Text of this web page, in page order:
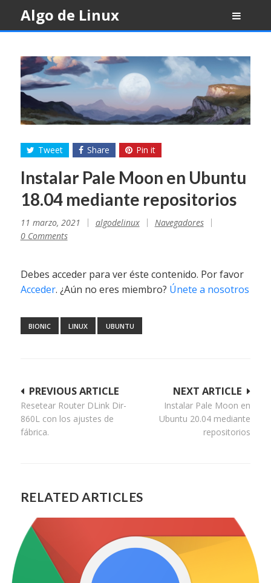
content
Algo de Linux
Tweet Share Pin it
Instalar Pale Moon en Ubuntu
18.04 mediante repositorios
11 marzo, 2021 algodelinux
Navegadores
0 Comments
Debes acceder para ver éste contenido. Por favor
Acceder. ¿Aún no eres miembro? Únete a nosotros
BIONIC LINUX UBUNTU
Navegación
de
entradas
NEXT ARTICLE
Instalar Pale Moon en
Ubuntu 20.04 mediante
repositorios
PREVIOUS ARTICLE
Resetear Router DLink Dir-
860L con los ajustes de
fábrica.
RELATED ARTICLES